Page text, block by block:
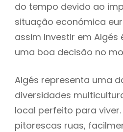
do tempo devido ao
situação económica
assim Investir em Algés
uma boa decisão no
Algés representa uma
diversidades
local perfeito para
pitorescas ruas,